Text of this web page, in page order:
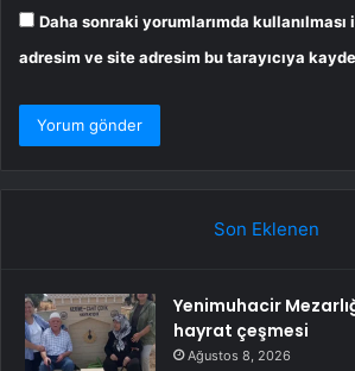
Daha sonraki yorumlarımda kullanılması
adresim ve site adresim bu tarayıcıya
Son Eklenen
Yenimuhacir
hayrat çeşmesi
Ağustos 8, 2026